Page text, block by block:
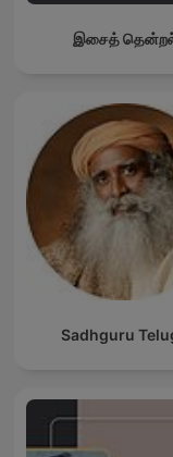
இசைத்
Sadhguru